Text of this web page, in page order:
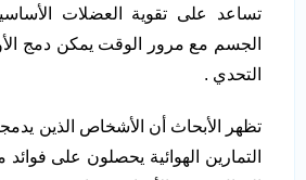
تساعد على تقوية العضلات
الجسم مع مرور الوقت يمكن دمج
التحدي .
تظهر الأبحاث أن الأشخاص الذين
التمارين الهوائية يحصلون على